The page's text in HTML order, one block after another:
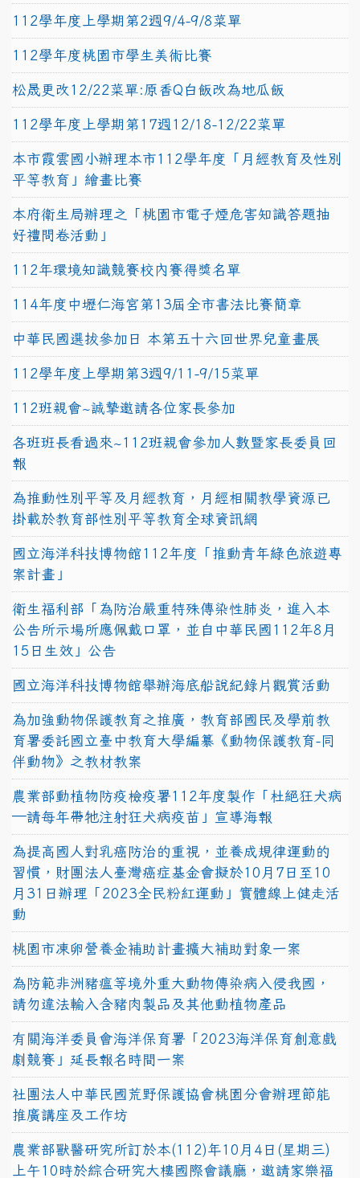
112學年度上學期第2週9/4-9/8菜單
112學年度桃園市學生美術比賽
松晟更改12/22菜單:原香Q白飯改為地瓜飯
112學年度上學期第17週12/18-12/22菜單
本市霞雲國小辦理本市112學年度「月經教育及性別
平等教育」繪畫比賽
本府衛生局辦理之「桃園市電子煙危害知識答題抽
好禮問卷活動」
112年環境知識競賽校內賽得獎名單
114年度中壢仁海宮第13屆全市書法比賽簡章
中華民國選拔參加日 本第五十六回世界兒童畫展
112學年度上學期第3週9/11-9/15菜單
112班親會~誠摯邀請各位家長參加
各班班長看過來~112班親會參加人數暨家長委員回
報
為推動性別平等及月經教育，月經相關教學資源已
掛載於教育部性別平等教育全球資訊網
國立海洋科技博物館112年度「推動青年綠色旅遊專
案計畫」
衛生福利部「為防治嚴重特殊傳染性肺炎，進入本
公告所示場所應佩戴口罩，並自中華民國112年8月
15日生效」公告
國立海洋科技博物館舉辦海底船說紀錄片觀賞活動
為加強動物保護教育之推廣，教育部國民及學前教
育署委託國立臺中教育大學編纂《動物保護教育-同
伴動物》之教材教案
農業部動植物防疫檢疫署112年度製作「杜絕狂犬病
—請每年帶牠注射狂犬病疫苗」宣導海報
為提高國人對乳癌防治的重視，並養成規律運動的
習慣，財團法人臺灣癌症基金會擬於10月7日至10
月31日辦理「2023全民粉紅運動」實體線上健走活
動
桃園市凍卵營養金補助計畫擴大補助對象一案
為防範非洲豬瘟等境外重大動物傳染病入侵我國，
請勿違法輸入含豬肉製品及其他動植物產品
有關海洋委員會海洋保育署「2023海洋保育創意戲
劇競賽」延長報名時間一案
社團法人中華民國荒野保護協會桃園分會辦理節能
推廣講座及工作坊
農業部獸醫研究所訂於本(112)年10月4日(星期三)
上午10時於綜合研究大樓國際會議廳，邀請家樂福